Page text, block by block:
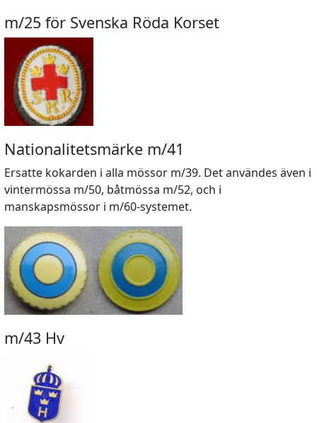
m/25 för Svenska Röda Korset
Nationalitetsmärke m/41
Ersatte kokarden i alla mössor m/39. Det användes även i
vintermössa m/50, båtmössa m/52, och i
manskapsmössor i m/60-systemet.
m/43 Hv